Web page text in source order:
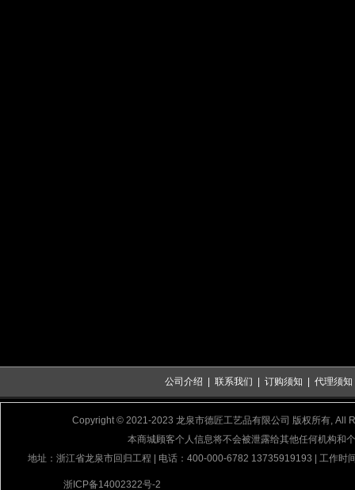
公司介绍 联系我们 订购须知 代理须知
Copyright © 2021-2023 龙泉市德匠工艺品有限公司 版权所有, All
本商城顾客个人信息将不会被泄露给其他任何机构和
地址：浙江省龙泉市回归工程 | 电话：400-000-6782 13735919193 | 工作时
浙ICP备14002322号-2